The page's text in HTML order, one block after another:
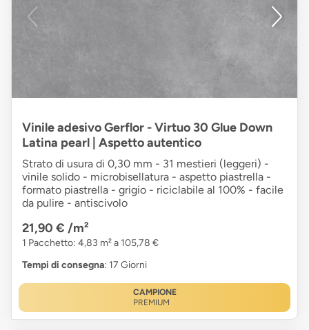
Vinile adesivo Gerflor - Virtuo 30 Glue Down
Latina pearl | Aspetto autentico
Strato di usura di 0,30 mm - 31 mestieri (leggeri) -
vinile solido - microbisellatura - aspetto piastrella -
formato piastrella - grigio - riciclabile al 100% - facile
da pulire - antiscivolo
21,90 € /m²
1 Pacchetto: 4,83 m² a 105,78 €
Tempi di consegna: 17 Giorni
CAMPIONE
PREMIUM